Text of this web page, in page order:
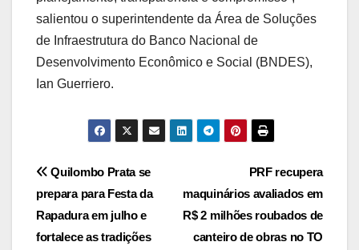
salientou o superintendente da Área de Soluções
de Infraestrutura do Banco Nacional de
Desenvolvimento Econômico e Social (BNDES),
Ian Guerriero.
Post
navigation
PRF recupera
maquinários avaliados em
R$ 2 milhões roubados de
canteiro de obras no TO
Quilombo Prata se
prepara para Festa da
Rapadura em julho e
fortalece as tradições